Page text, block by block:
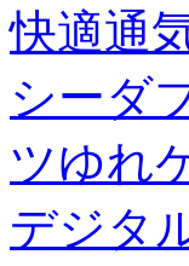
快適通
シーダ
ツゆれ
デジタ